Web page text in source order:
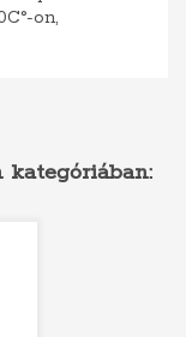
on,
kategóriában: